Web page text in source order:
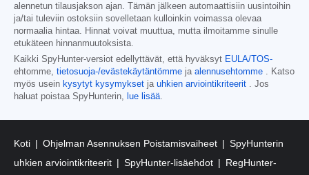
alennetun tilausjakson ajan. Tämän jälkeen automaattisiin uusintoihin
ja/tai tuleviin ostoksiin sovelletaan kulloinkin voimassa olevaa
normaalia hintaa. Hinnat voivat muuttua, mutta ilmoitamme sinulle
etukäteen hinnanmuutoksista.
Kaikki SpyHunter-versiot edellyttävät, että hyväksyt EULA/TOS-
ehtomme, tietosuoja-/evästekäytäntömme ja alennusehtomme . Katso
myös usein kysytyt kysymykset ja uhkien arviointikriteerit . Jos
haluat poistaa SpyHunterin,
lue lisää
Koti Ohjelman Asennuksen Poistamisvaiheet
SpyHunterin
uhkien arviointikriteerit
SpyHunter-lisäehdot
RegHunter-